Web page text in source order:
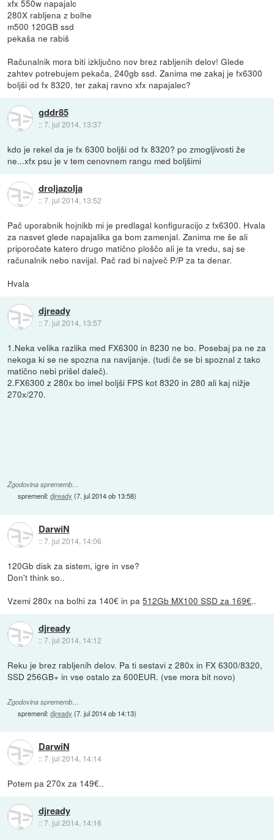
xfx 550w napajalc
280X rabljena z bolhe
m500 120GB ssd
pekaša ne rabiš
Računalnik mora biti izključno nov brez rabljenih delov! Glede
zahtev potrebujem pekača, 240gb ssd. Zanima me zakaj je fx6300
boljši od fx 8320, ter zakaj ravno xfx napajalec?
gddr85
::7. jul 2014, 13:37
kdo je rekel da je fx 6300 boljši od fx 8320? po zmogljivosti že
ne...xfx psu je v tem cenovnem rangu med boljšimi
droljazolja
::7. jul 2014, 13:52
Pač uporabnik hojnikb mi je predlagal konfiguracijo z fx6300. Hvala
za nasvet glede napajalika ga bom zamenjal. Zanima me še ali
priporočate katero drugo matično ploščo ali je ta vredu, saj se
računalnik nebo navijal. Pač rad bi največ P/P za ta denar.
Hvala
djready
::7. jul 2014, 13:57
1.Neka velika razlika med FX6300 in 8230 ne bo. Posebaj pa ne za
nekoga ki se ne spozna na navijanje. (tudi če se bi spoznal z tako
matično nebi prišel daleč).
2.FX6300 z 280x bo imel boljši FPS kot 8320 in 280 ali kaj nižje
270x/270.
Zgodovina sprememb…
spremenil:djready (7. jul 2014 ob 13:58)
DarwiN
::7. jul 2014, 14:06
120Gb disk za sistem, igre in vse?
Don't think so..
Vzemi 280x na bolhi za 140€ in pa512Gb MX100 SSD za 169€..
djready
::7. jul 2014, 14:12
Reku je brez rabljenih delov. Pa ti sestavi z 280x in FX 6300/8320,
SSD 256GB+ in vse ostalo za 600EUR. (vse mora bit novo)
Zgodovina sprememb…
spremenil:djready (7. jul 2014 ob 14:13)
DarwiN
::7. jul 2014, 14:14
Potem pa 270x za 149€..
djready
::7. jul 2014, 14:16